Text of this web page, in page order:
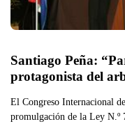
Santiago Peña:
protagonista del
El Congreso Internacional
promulgación de la Ley N.º